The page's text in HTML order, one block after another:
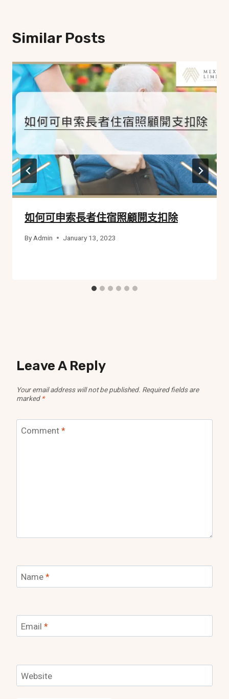
Similar Posts
如何可申索長者住宿照顧開支扣除
By Admin January 13, 2023
Leave A Reply
Your email address will not be published. Required fields are
marked *
Comment *
Name *
Email *
Website